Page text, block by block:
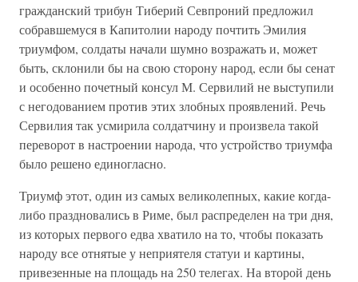
гражданский трибун Тиберий Севпроний предложил
собравшемуся в Капитолии народу почтить Эмилия
триумфом, солдаты начали шумно возражать и, может
быть, склонили бы на свою сторону народ, если бы сенат
и особенно почетный консул М. Сервилий не выступили
с негодованием против этих злобных проявлений. Речь
Сервилия так усмирила солдатчину и произвела такой
переворот в настроении народа, что устройство триумфа
было решено единогласно.
Триумф этот, один из самых великолепных, какие когда-
либо праздновались в Риме, был распределен на три дня,
из которых первого едва хватило на то, чтобы показать
народу все отнятые у неприятеля статуи и картины,
привезенные на площадь на 250 телегах. На второй день